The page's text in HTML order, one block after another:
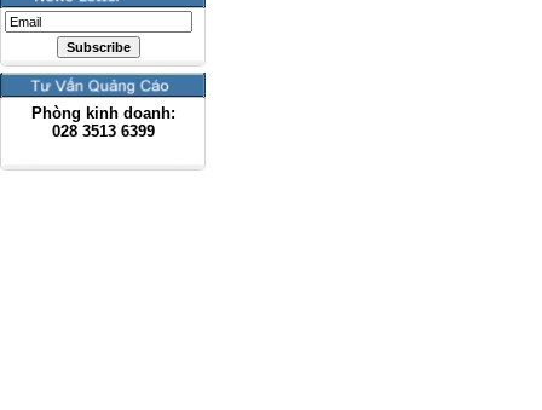
Phòng kinh doanh:
028 3513 6399